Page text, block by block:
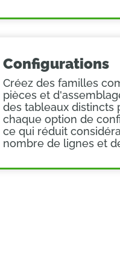
Configurations
Créez des familles
pièces et
des tableaux distincts
chaque option de
ce qui réduit
nombre de lignes et